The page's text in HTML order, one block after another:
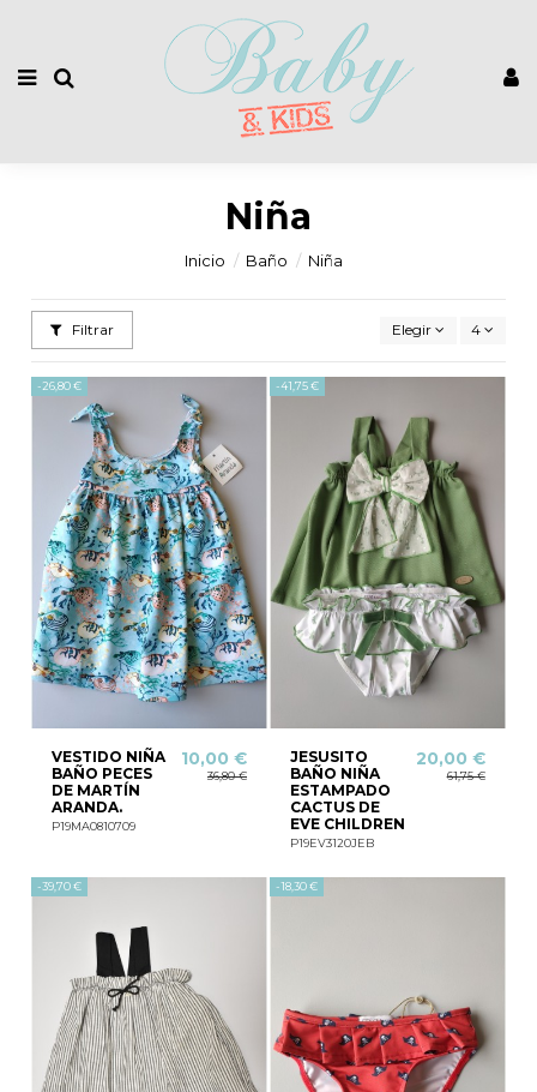
Niña
Inicio Baño Niña
Filtrar Elegir 4
-26,80 €
VESTIDO NIÑA
BAÑO PECES
DE MARTÍN
ARANDA.
P19MA0810709
10,00 €
36,80 €
-41,75 €
JESUSITO
BAÑO NIÑA
ESTAMPADO
CACTUS DE
EVE CHILDREN
P19EV3120JEB
20,00 €
61,75 €
-39,70 € -18,30 €